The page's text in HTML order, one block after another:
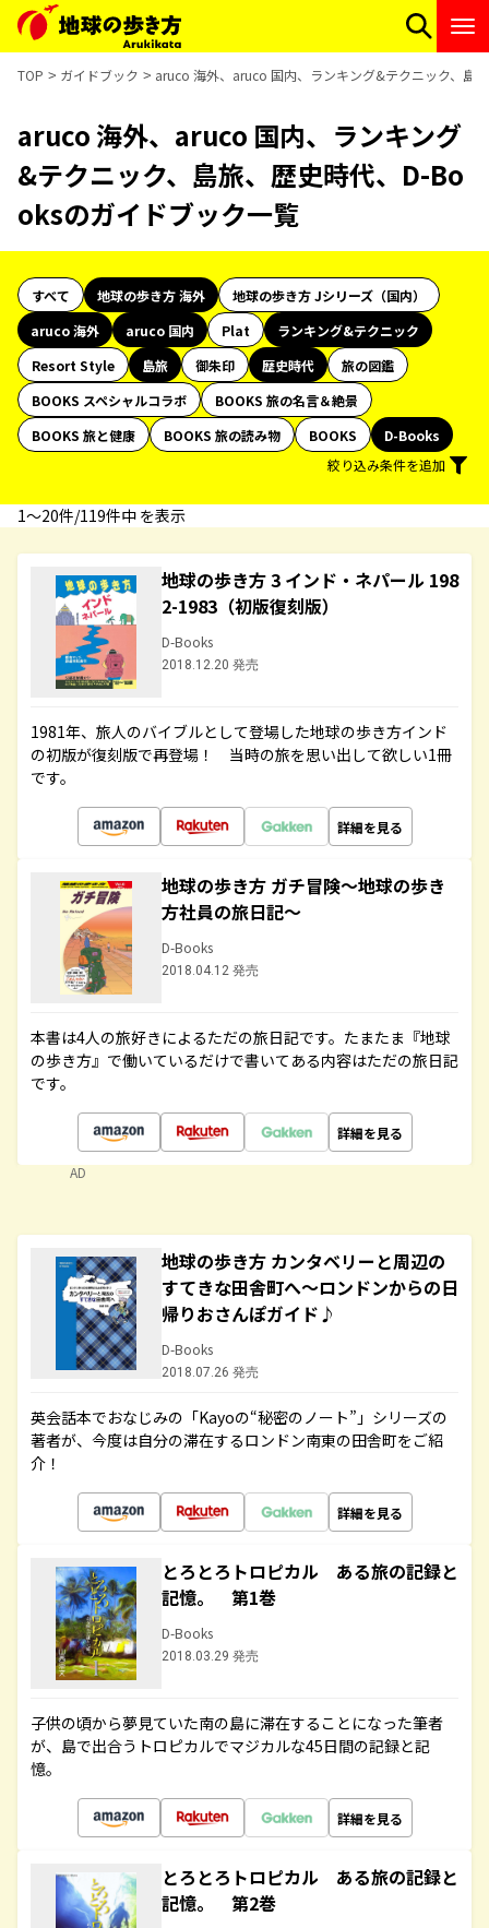
TOP ガイドブック aruco 海外、aruco 国内、ランキング&テクニック、島
aruco 海外、aruco 国内、ランキング
&テクニック、島旅、歴史時代、D-Bo
oksのガイドブック一覧
すべて 地球の歩き方 海外
地球の歩き方 Jシリーズ（国内）
aruco 海外
aruco 国内 Plat
ランキング&テクニック
Resort Style
島旅 御朱印 歴史時代
旅の図鑑
BOOKS スペシャルコラボ
BOOKS 旅の名言＆絶景
BOOKS 旅と健康
BOOKS 旅の読み物 BOOKS
D-Books
絞り込み条件を追加
1〜20件/119件中 を表示
地球の歩き方 3 インド・ネパール 198
2-1983（初版復刻版）
D-Books
2018.12.20 発売
1981年、旅人のバイブルとして登場した地球の歩き方インド
の初版が復刻版で再登場！ 当時の旅を思い出して欲しい1冊
です。
詳細を見る
地球の歩き方 ガチ冒険～地球の歩き
方社員の旅日記～
D-Books
2018.04.12 発売
本書は4人の旅好きによるただの旅日記です。たまたま『地球
の歩き方』で働いているだけで書いてある内容はただの旅日記
です。
詳細を見る
AD
地球の歩き方 カンタベリーと周辺の
すてきな田舎町へ～ロンドンからの日
帰りおさんぽガイド♪
D-Books
2018.07.26 発売
英会話本でおなじみの「Kayoの“秘密のノート”」シリーズの
著者が、今度は自分の滞在するロンドン南東の田舎町をご紹
介！
詳細を見る
とろとろトロピカル ある旅の記録と
記憶。 第1巻
D-Books
2018.03.29 発売
子供の頃から夢見ていた南の島に滞在することになった筆者
が、島で出合うトロピカルでマジカルな45日間の記録と記
憶。
詳細を見る
とろとろトロピカル ある旅の記録と
記憶。 第2巻